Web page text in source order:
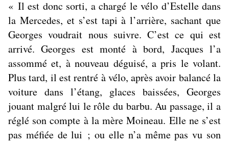
« Il est donc sorti, a chargé le vélo d’Estelle dans
la Mercedes, et s’est tapi à l’arrière, sachant que
Georges voudrait nous suivre. C’est ce qui est
arrivé. Georges est monté à bord, Jacques l’a
assommé et, à nouveau déguisé, a pris le volant.
Plus tard, il est rentré à vélo, après avoir balancé la
voiture dans l’étang, glaces baissées, Georges
jouant malgré lui le rôle du barbu. Au passage, il a
réglé son compte à la mère Moineau. Elle ne s’est
pas méfiée de lui ; ou elle n’a même pas vu son